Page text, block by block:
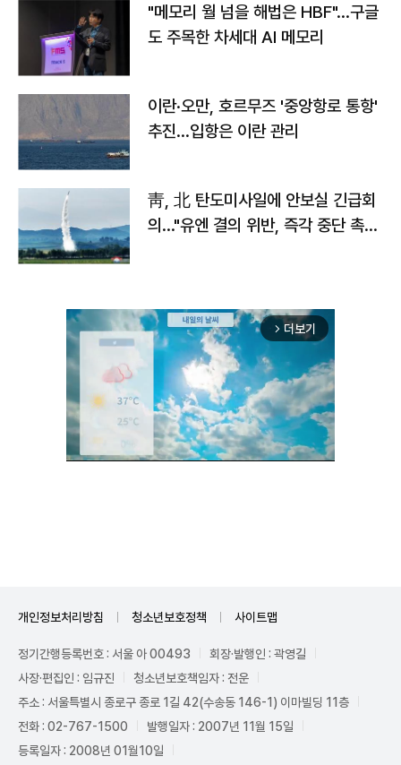
"메모리 월 넘을 해법은 HBF"…구글
도 주목한 차세대 AI 메모리
이란·오만, 호르무즈 '중앙항로 통항'
추진…입항은 이란 관리
靑, 北 탄도미사일에 안보실 긴급회
의…"유엔 결의 위반, 즉각 중단 촉
arrow_forward_ios 더보기
개인정보처리방침 청소년보호정책 사이트맵
정기간행등록번호 : 서울 아 00493
회장·발행인 : 곽영길
사장·편집인 : 임규진
청소년보호책임자 : 전운
주소 : 서울특별시 종로구 종로 1길 42(수송동 146-1) 이마빌딩 11층
전화 : 02-767-1500
발행일자 : 2007년 11월 15일
등록일자 : 2008년 01월10일